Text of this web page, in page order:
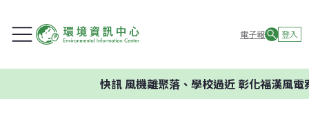
電子報 登入
快訊風機離聚落、學校過近 彰化福漢風電案